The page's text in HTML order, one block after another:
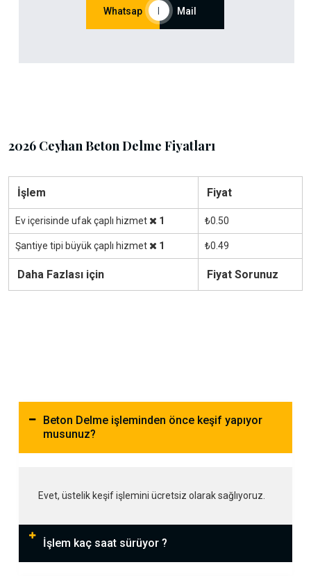
Whatsap | Mail
2026 Ceyhan Beton Delme Fiyatları
İşlem Fiyat
Ev içerisinde ufak çaplı hizmet 1 ₺0.50
Şantiye tipi büyük çaplı hizmet 1 ₺0.49
Daha Fazlası için Fiyat Sorunuz
Beton Delme işleminden önce keşif yapıyor
musunuz?
Evet, üstelik keşif işlemini ücretsiz olarak sağlıyoruz.
İşlem kaç saat sürüyor ?